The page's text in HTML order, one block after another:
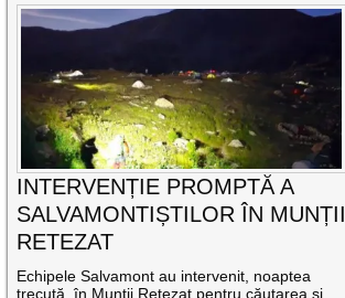
INTERVENȚIE PROMPTĂ A
SALVAMONTIȘTILOR ÎN MUNȚII
RETEZAT
Echipele Salvamont au intervenit, noaptea
trecută, în Munții Retezat pentru căutarea și